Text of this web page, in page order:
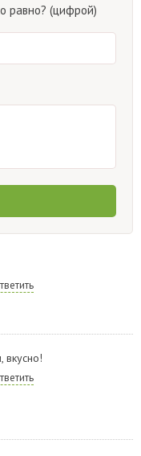
равно? (цифрой)